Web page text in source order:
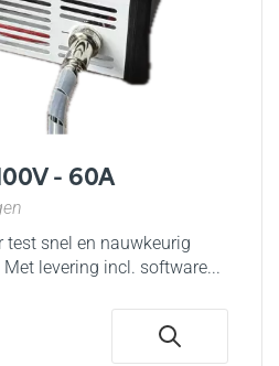
- 60A
test snel en nauwkeurig
Met levering incl. software...